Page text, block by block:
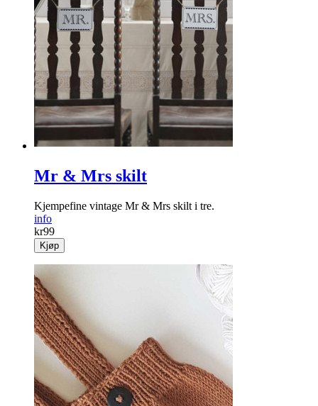
Mr & Mrs skilt
Kjempefine vintage Mr & Mrs skilt i tre.
info
kr99
Kjøp